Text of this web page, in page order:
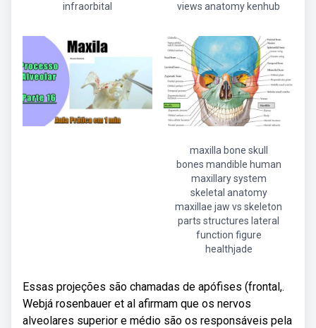
infraorbital
views anatomy kenhub
maxilla bone skull
bones mandible human
maxillary system
skeletal anatomy
maxillae jaw vs skeleton
parts structures lateral
function figure
healthjade
Essas projeções são chamadas de apófises (frontal,.
Webjá rosenbauer et al afirmam que os nervos
alveolares superior e médio são os responsáveis pela